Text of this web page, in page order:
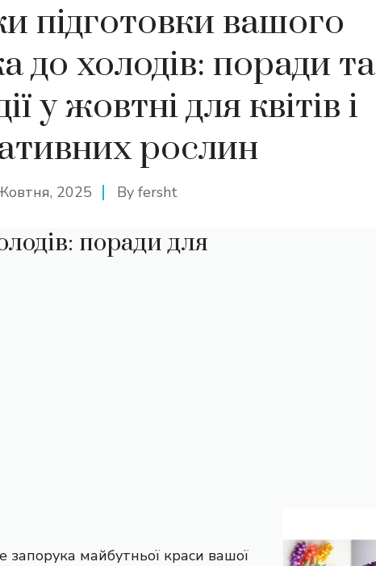
підготовки вашого
до холодів: поради та
у жовтні для квітів і
рослин
2025 By fersht
поради для
запорука майбутньої краси вашої